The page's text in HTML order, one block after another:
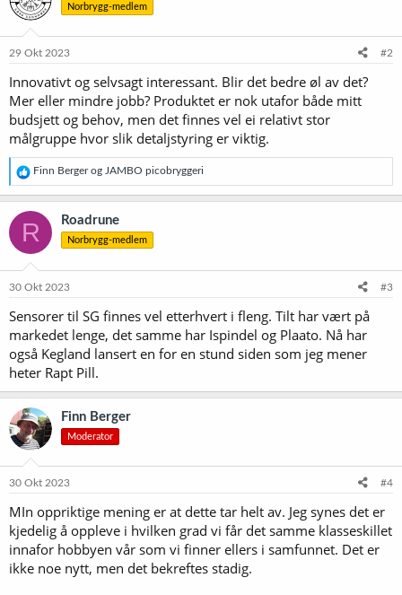
j
o
e
:
Norbrygg-medlem
29 Okt 2023 #2
Innovativt og selvsagt interessant. Blir det bedre øl av det?
Mer eller mindre jobb? Produktet er nok utafor både mitt
budsjett og behov, men det finnes vel ei relativt stor
målgruppe hvor slik detaljstyring er viktig.
R
e
a
k
s
j
o
e
:
Finn Bergerog JAMBO picobryggeri
R Roadrune
Norbrygg-medlem
30 Okt 2023 #3
Sensorer til SG finnes vel etterhvert i fleng. Tilt har vært på
markedet lenge, det samme har Ispindel og Plaato. Nå har
også Kegland lansert en for en stund siden som jeg mener
heter Rapt Pill.
Finn Berger
Moderator
30 Okt 2023 #4
MIn oppriktige mening er at dette tar helt av. Jeg synes det er
kjedelig å oppleve i hvilken grad vi får det samme klasseskillet
innafor hobbyen vår som vi finner ellers i samfunnet. Det er
ikke noe nytt, men det bekreftes stadig.